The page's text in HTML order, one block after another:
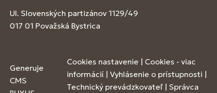
Ul. Slovenských partizánov 1129/49
017 01 Považská Bystrica
Generuje
CMS
Cookies nastavenie | Cookies - viac
informácií | Vyhlásenie o prístupnosti |
Technický prevádzkovateľ | Správca